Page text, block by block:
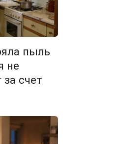
пыль
не
счет